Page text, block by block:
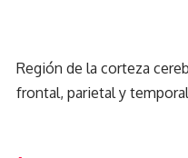
Región de la corteza
frontal, parietal y